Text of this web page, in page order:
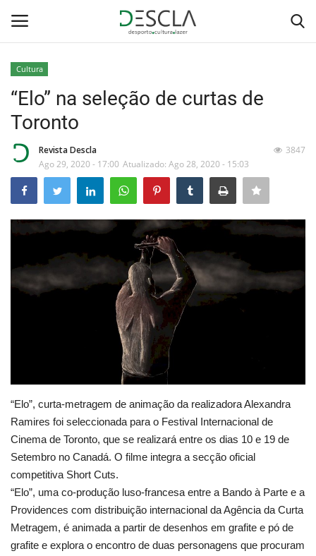
Home
...by Descla
Desporto
Contactos
Sobre Nós
Ficha técnica
Cultura
Lazer
Ambiente
Cultura
“Elo” na seleção de curtas de
Toronto
Revista Descla
Ago 29, 2020 - 17:00 Atualizado: Ago 28, 2020 - 15:03
3847
“Elo”, curta-metragem de animação da realizadora Alexandra
Ramires foi seleccionada para o Festival Internacional de
Cinema de Toronto, que se realizará entre os dias 10 e 19 de
Setembro no Canadá. O filme integra a secção oficial
competitiva Short Cuts.
“Elo”, uma co-produção luso-francesa entre a Bando à Parte e a
Providences com distribuição internacional da Agência da Curta
Metragem, é animada a partir de desenhos em grafite e pó de
grafite e explora o encontro de duas personagens que procuram